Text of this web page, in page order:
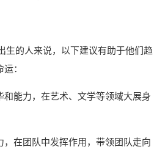
生的人来说，以下建议有助于他们趋
：
和能力，在艺术、文学等领域大展身
，在团队中发挥作用，带领团队走向